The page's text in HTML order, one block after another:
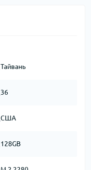
Тайвань
36
США
128GB